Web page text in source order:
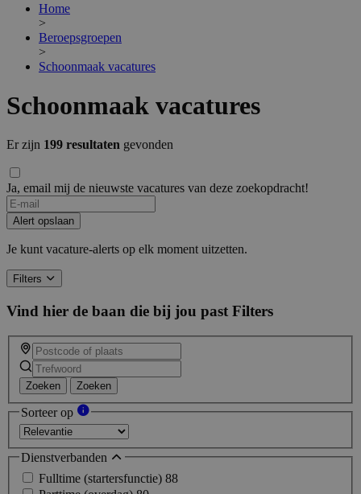
Home
>
Beroepsgroepen
>
Schoonmaak vacatures
Schoonmaak vacatures
Er zijn 199 resultaten gevonden
Ja, email mij de nieuwste vacatures van deze zoekopdracht!
Alert opslaan
Je kunt vacature-alerts op elk moment uitzetten.
Filters
Vind hier de baan die bij jou past Filters
Zoeken Zoeken
Sorteer op
Dienstverbanden
Fulltime (startersfunctie) 88